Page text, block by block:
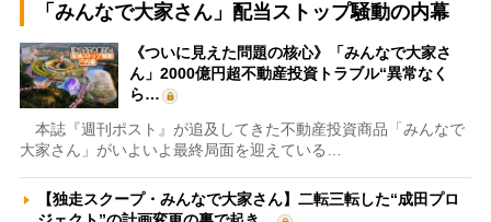
「みんなで大家さん」配当ストップ騒動の内幕
《ついに見えた問題の核心》「みんなで大家さ
ん」2000億円超不動産投資トラブル“異常なく
ら…
本誌『週刊ポスト』が追及してきた不動産投資商品「みんなで
大家さん」がいよいよ最終局面を迎えている…
【独走スクープ・みんなで大家さん】二転三転した“成田プロ